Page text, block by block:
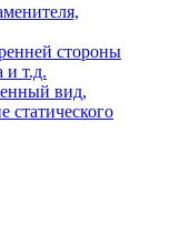
стороны
и т.д.
вид,
статического